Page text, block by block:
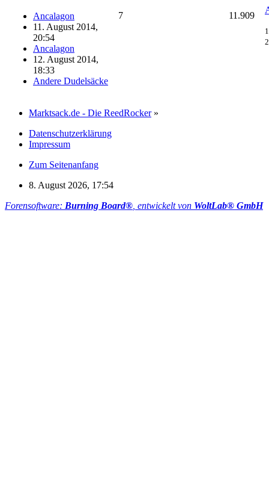
Ancalagon
11. August 2014,
20:54
Ancalagon
12. August 2014,
18:33
Andere Dudelsäcke
7 11.909
Marktsack.de - Die ReedRocker »
Datenschutzerklärung
Impressum
Zum Seitenanfang
8. August 2026, 17:54
Forensoftware: Burning Board® , entwickelt von WoltLab® GmbH